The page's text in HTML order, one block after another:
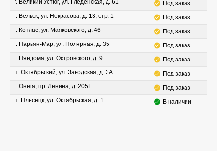
г. Великий Устюг, ул. Гледенская, д. 61
Под заказ
г. Вельск, ул. Некрасова, д. 13, стр. 1
Под заказ
г. Котлас, ул. Маяковского, д. 46
Под заказ
г. Нарьян-Мар, ул. Полярная, д. 35
Под заказ
г. Няндома, ул. Островского, д. 9
Под заказ
п. Октябрьский, ул. Заводская, д. 3А
Под заказ
г. Онега, пр. Ленина, д. 205Г
Под заказ
п. Плесецк, ул. Октябрьская, д. 1
В наличии